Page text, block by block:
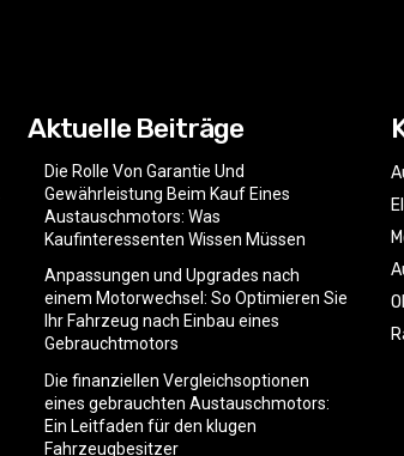
Aktuelle Beiträge
Die Rolle Von Garantie Und
Gewährleistung Beim Kauf Eines
Austauschmotors: Was
Kaufinteressenten Wissen Müssen
Anpassungen und Upgrades nach
einem Motorwechsel: So Optimieren Sie
Ihr Fahrzeug nach Einbau eines
Gebrauchtmotors
Die finanziellen Vergleichsoptionen
eines gebrauchten Austauschmotors:
Ein Leitfaden für den klugen
Fahrzeugbesitzer